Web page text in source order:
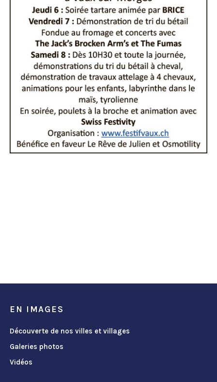
EN IMAGES
Découverte de nos villes et villages
Galeries photos
Vidéos